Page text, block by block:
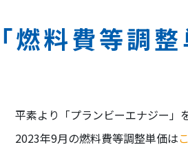
「燃料費等調
平素より「プランビーエナジー」
2023年9月の燃料費等調整単価は